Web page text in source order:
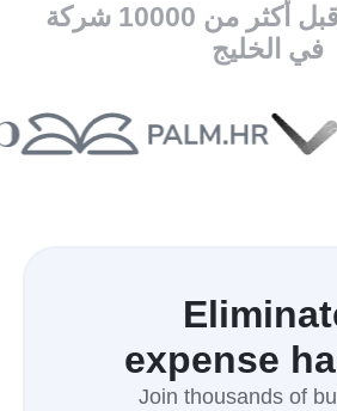
موثوق به من قبل أكثر من 10000 شركة
في الخليج
expense
Join thousands of